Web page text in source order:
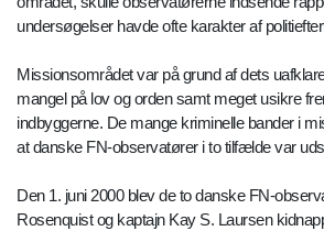
undersøgelser havde ofte karakter af
Missionsområdet var på grund af dets
mangel på lov og orden samt meget usikre
indbyggerne. De mange kriminelle bander i
at danske FN-observatører i to tilfælde var
Den 1. juni 2000 blev de to danske FN-
Rosenquist og kaptajn Kay S. Laursen